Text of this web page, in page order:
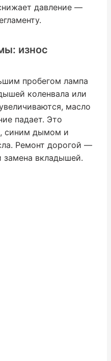
давление —
износ
пробегом лампа
коленвала или
масло
падает. Это
синим дымом и
Ремонт дорогой —
замена вкладышей.